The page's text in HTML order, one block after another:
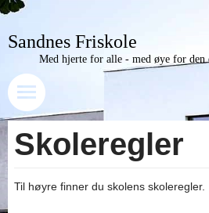
Sandnes Friskole
Med hjerte for alle - med øye for den
Skoleregler
Til høyre finner du skolens skoleregler.